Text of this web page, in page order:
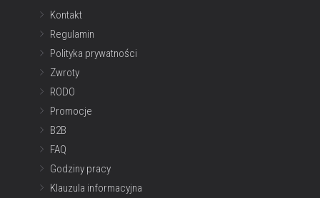
Kontakt
Regulamin
Polityka prywatności
Zwroty
RODO
Promocje
B2B
FAQ
Godziny pracy
Klauzula informacyjna